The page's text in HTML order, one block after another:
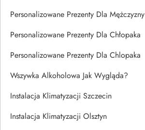
Personalizowane Prezenty Dla Mężczyzny
Personalizowane Prezenty Dla Chłopaka
Personalizowane Prezenty Dla Chlopaka
Wszywka Alkoholowa Jak Wygląda?
Instalacja Klimatyzacji Szczecin
Instalacja Klimatyzacji Olsztyn